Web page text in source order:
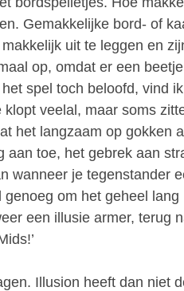
Gemakkelijke bord- of
uit te leggen en
op, omdat er een
spel toch beloofd, vind
veelal, maar soms
het langzaam op gokken
aan toe, het gebrek aan
wanneer je tegenstander
om het geheel
een illusie armer, terug
Illusion heeft dan niet